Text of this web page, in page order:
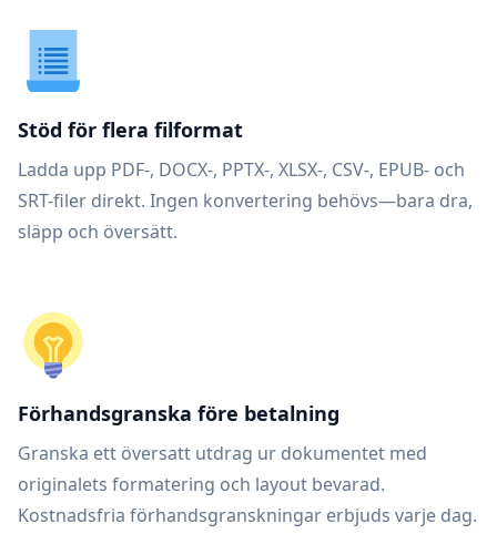
Stöd för flera filformat
Ladda upp PDF-, DOCX-, PPTX-, XLSX-, CSV-, EPUB- och
SRT-filer direkt. Ingen konvertering behövs—bara dra,
släpp och översätt.
Förhandsgranska före betalning
Granska ett översatt utdrag ur dokumentet med
originalets formatering och layout bevarad.
Kostnadsfria förhandsgranskningar erbjuds varje dag.